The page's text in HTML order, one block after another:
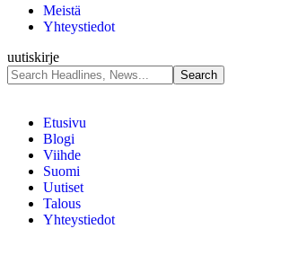
Meistä
Yhteystiedot
uutiskirje
Etusivu
Blogi
Viihde
Suomi
Uutiset
Talous
Yhteystiedot